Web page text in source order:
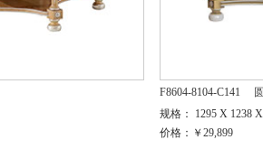
F8604-8104-C141
规格： 1295 X 1238
价格：￥29,899